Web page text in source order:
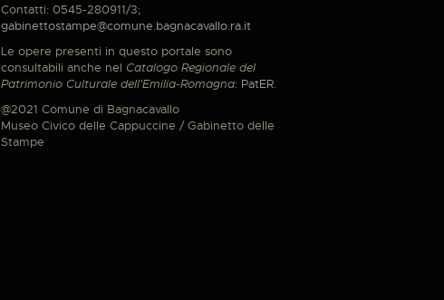
Contatti: 0545-280911/3;
gabinettostampe@comune.bagnacavallo.ra.it
Le opere presenti in questo portale sono
consultabili anche nel Catalogo Regionale del
Patrimonio Culturale dell'Emilia-Romagna: PatER.
@2021 Comune di Bagnacavallo
Museo Civico delle Cappuccine / Gabinetto delle
Stampe